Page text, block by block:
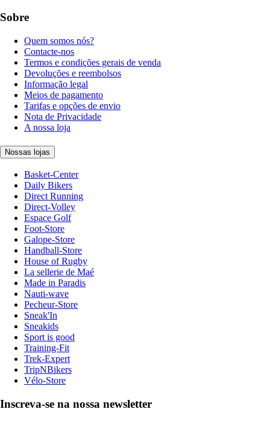
Sobre
Quem somos nós?
Contacte-nos
Termos e condições gerais de venda
Devoluções e reembolsos
Informação legal
Meios de pagamento
Tarifas e opções de envio
Nota de Privacidade
A nossa loja
Nossas lojas
Basket-Center
Daily Bikers
Direct Running
Direct-Volley
Espace Golf
Foot-Store
Galope-Store
Handball-Store
House of Rugby
La sellerie de Maé
Made in Paradis
Nauti-wave
Pecheur-Store
Sneak'In
Sneakids
Sport is good
Training-Fit
Trek-Expert
TripNBikers
Vélo-Store
Inscreva-se na nossa newsletter